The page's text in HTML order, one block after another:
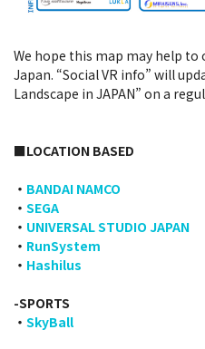
We hope this map may help
Japan. “Social VR info” will
Landscape in JAPAN” on a
■LOCATION BASED
・ BANDAI NAMCO
・ SEGA
・ UNIVERSAL STUDIO JAPAN
・ RunSystem
・ Hashilus
-SPORTS
・ SkyBall